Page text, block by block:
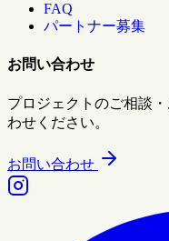
FAQ
パートナー募集
お問い合わせ
プロジェクトのご相談
わせください。
お問い合わせ